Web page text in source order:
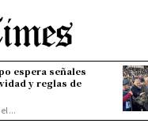
espera señales
y reglas de